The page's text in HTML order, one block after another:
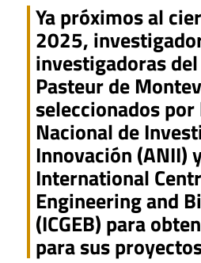
Ya próximos al
2025,
investigadoras
Pasteur de
seleccionados
Nacional de
Innovación (ANII)
International
Engineering and
(ICGEB) para
para sus